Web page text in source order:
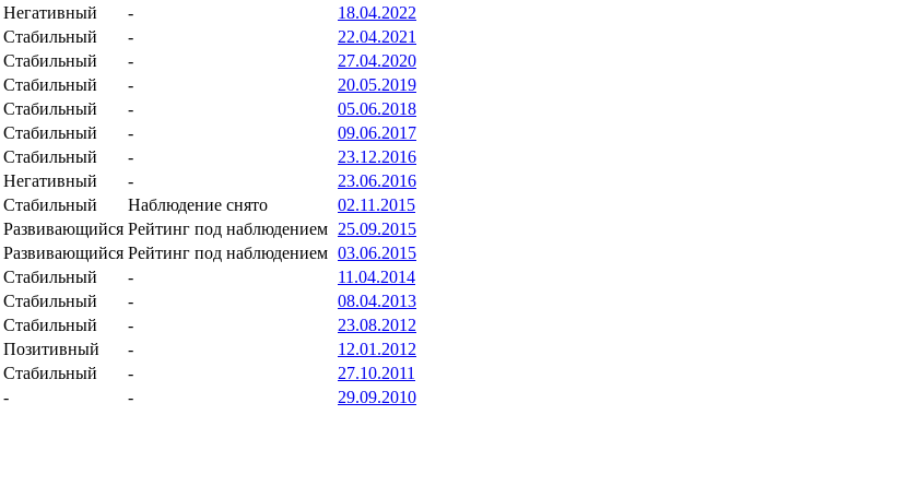
Негативный -
18.04.2022
Стабильный -
22.04.2021
Стабильный -
27.04.2020
Стабильный -
20.05.2019
Стабильный -
05.06.2018
Стабильный -
09.06.2017
Стабильный -
23.12.2016
Негативный -
23.06.2016
Стабильный Наблюдение снято
02.11.2015
Развивающийся Рейтинг под наблюдением 25.09.2015
Развивающийся Рейтинг под наблюдением 03.06.2015
Стабильный -
11.04.2014
Стабильный -
08.04.2013
Стабильный -
23.08.2012
Позитивный -
12.01.2012
Стабильный -
27.10.2011
- - 29.09.2010